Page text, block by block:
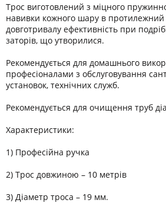
Трос виготовлений з міцного
навивки кожного шару в протилежний
довготривалу ефективність при
заторів, що утворилися.
Рекомендується для домашнього
професіоналами з обслуговування
установок, технічних служб.
Рекомендується для очищення труб
Характеристики:
1) Професійна ручка
2) Трос довжиною – 10 метрів
3) Діаметр троса – 19 мм.